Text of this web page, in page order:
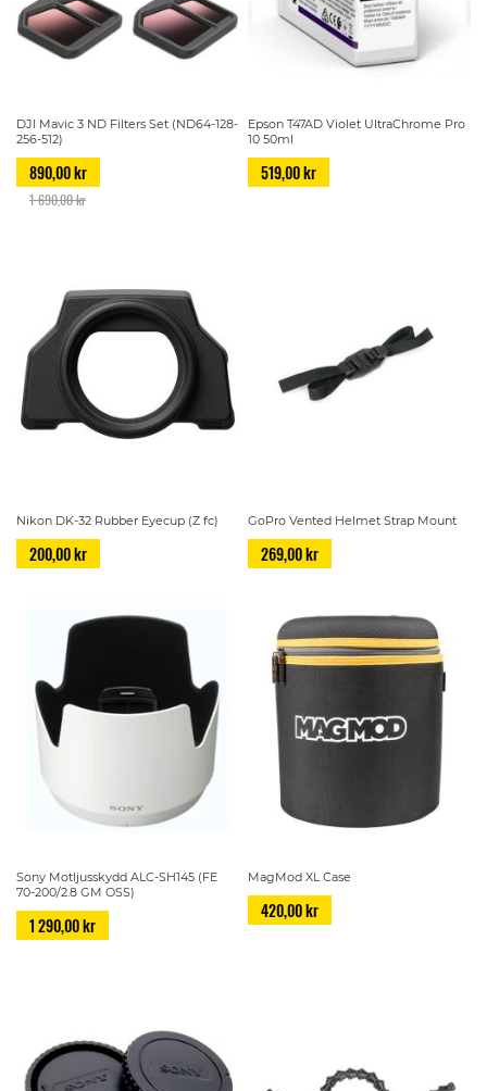
DJI Mavic 3 ND Filters Set (ND64-128-
256-512)
890,00 kr
1 690,00 kr
Epson T47AD Violet UltraChrome Pro
10 50ml
519,00 kr
Nikon DK-32 Rubber Eyecup (Z fc)
200,00 kr
GoPro Vented Helmet Strap Mount
269,00 kr
Sony Motljusskydd ALC-SH145 (FE
70-200/2.8 GM OSS)
1 290,00 kr
MagMod XL Case
420,00 kr